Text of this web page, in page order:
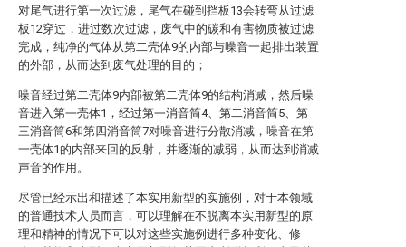
对尾气进行第一次过滤，尾气在碰到挡板13会转弯从过滤
板12穿过，进过数次过滤，废气中的碳和有害物质被过滤
完成，纯净的气体从第二壳体9的内部与噪音一起排出装置
的外部，从而达到废气处理的目的；
噪音经过第二壳体9内部被第二壳体9的结构消减，然后噪
音进入第一壳体1，经过第一消音筒4、第二消音筒5、第
三消音筒6和第四消音筒7对噪音进行分散消减，噪音在第
一壳体1的内部来回的反射，并逐渐的减弱，从而达到消减
声音的作用。
尽管已经示出和描述了本实用新型的实施例，对于本领域
的普通技术人员而言，可以理解在不脱离本实用新型的原
理和精神的情况下可以对这些实施例进行多种变化、修